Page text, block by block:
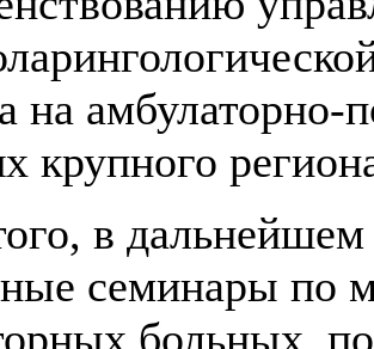
на амбулаторно-
крупного
в
семинары по
больных,